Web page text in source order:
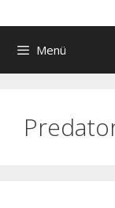
Menü